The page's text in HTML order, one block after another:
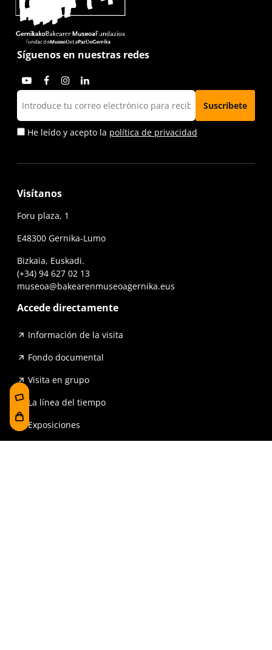
Síguenos en nuestras redes
He leído y acepto la política de privacidad
Visítanos
Foru plaza, 1
E48300 Gernika-Lumo
Bizkaia, Euskadi.
(+34) 94 627 02 13
museoa@bakearenmuseoagernika.eus
Accede directamente
Información de la visita
Fondo documental
Visita en grupo
La línea del tiempo
Exposiciones